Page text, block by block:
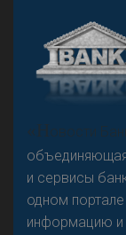
«Н
овости
и сервисы
одном
информацию и